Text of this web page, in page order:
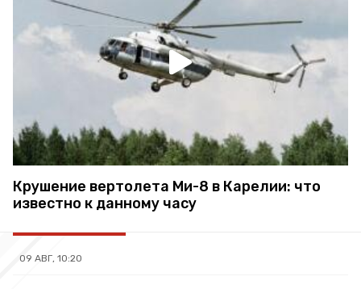
Крушение вертолета Ми-8 в Карелии: что
известно к данному часу
09 АВГ, 10:20